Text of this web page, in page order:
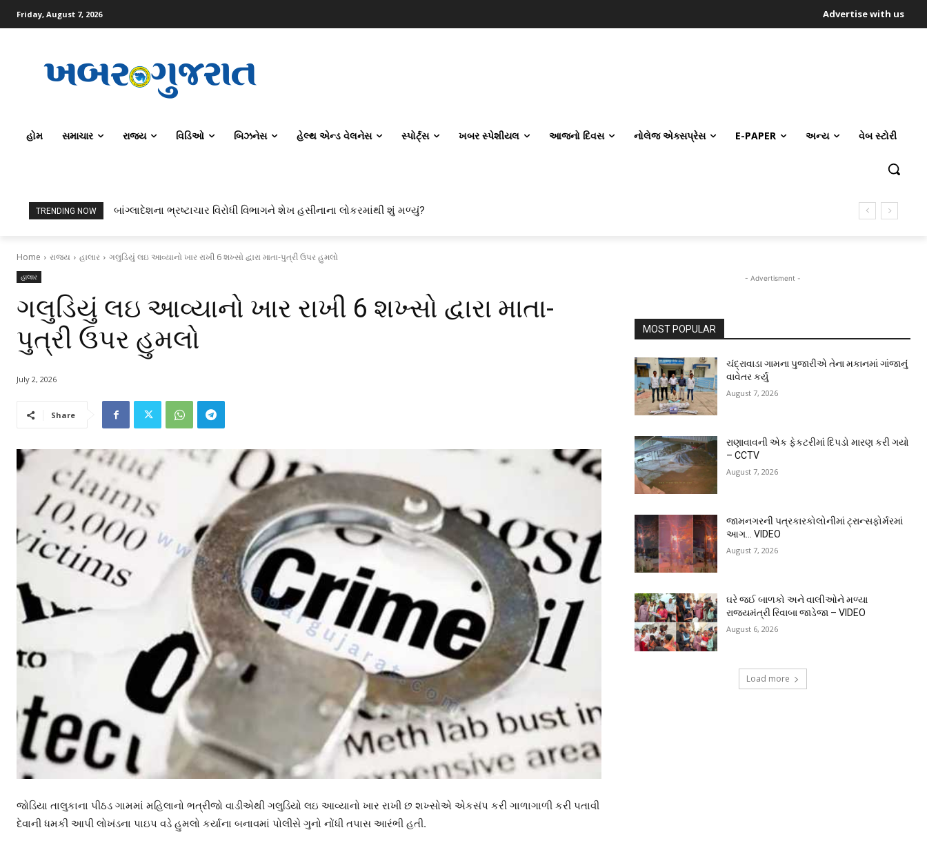
Friday, August 7, 2026 Advertise with us
હોમ સમાચાર રાજ્ય વિડિઓ બિઝનેસ હેલ્થ એન્ડ વેલનેસ સ્પોર્ટ્સ ખબર સ્પેશીયલ આજનો દિવસ નોલેજ એક્સપ્રેસ E-PAPER અન્ય વેબ સ્ટોરી
TRENDING NOW ટોપર્સ કોમ્પ્યુટર સાયન્સ અને AI કરતાં સિવિલ એન્જિનિયરિંગ કેમ પસંદ કરી રહ્યા છે? IITનો ટ્રેન્ડ બદલાઈ ગયો છે
બાંગ્લાદેશના ભ્રષ્ટાચાર વિરોધી વિભાગને શેખ હસીનાના લોકરમાંથી શું મળ્યું?
Home રાજ્ય હાલાર ગલુડિયું લઇ આવ્યાનો ખાર રાખી 6 શખ્સો દ્વારા માતા-પુત્રી ઉપર હુમલો
હાલાર
ગલુડિયું લઇ આવ્યાનો ખાર રાખી 6 શખ્સો દ્વારા માતા-
પુત્રી ઉપર હુમલો
July 2, 2026
Share
જોડિયા તાલુકાના પીઠડ ગામમાં મહિલાનો ભત્રીજો વાડીએથી ગલુડિયો લઇ આવ્યાનો ખાર રાખી છ શખ્સોએ એકસંપ કરી ગાળાગાળી કરી પતાવી
દેવાની ધમકી આપી લોખંડના પાઇપ વડે હુમલો કર્યાના બનાવમાં પોલીસે ગુનો નોંધી તપાસ આરંભી હતી.
- Advertisment -
MOST POPULAR
ચંદ્રાવાડા ગામના પુજારીએ તેના મકાનમાં ગાંજાનું
વાવેતર કર્યું
August 7, 2026
રાણાવાવની એક ફેકટરીમાં દિપડો મારણ કરી ગયો
– CCTV
August 7, 2026
જામનગરની પત્રકારકોલોનીમાં ટ્રાન્સફોર્મરમાં
આગ… VIDEO
August 7, 2026
ઘરે જઈ બાળકો અને વાલીઓને મળ્યા
રાજ્યમંત્રી રિવાબા જાડેજા – VIDEO
August 6, 2026
Load more